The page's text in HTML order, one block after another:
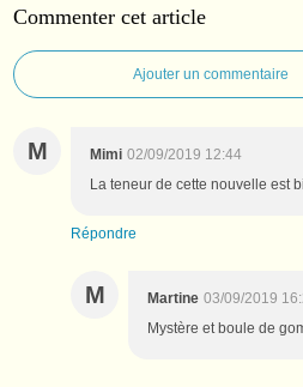
Commenter cet article
Ajouter un commentaire
M Mimi 02/09/2019 12:44
La teneur de cette nouvelle est
Répondre
M Martine 03/09/2019
Mystère et boule de